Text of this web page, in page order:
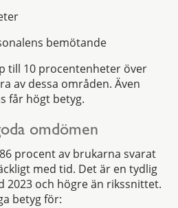
bemötande
till 10 procentenheter över
av dessa områden. Även
får högt betyg.
omdömen
procent av brukarna svarat
med tid. Det är en tydlig
och högre än rikssnittet.
betyg för: